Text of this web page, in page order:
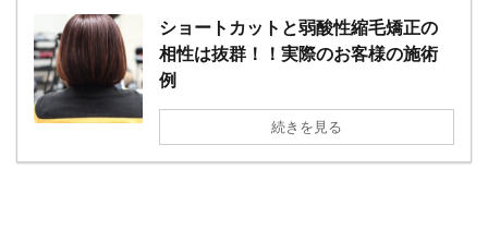
ショートカットと弱酸性縮毛矯正の
相性は抜群！！実際のお客様の施術
例
続きを見る